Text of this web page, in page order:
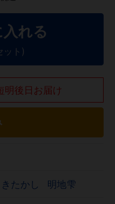
れる
ット)
明後日お届け
たかし 明地雫